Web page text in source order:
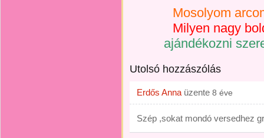
Mosolyom
Milyen nagy
ajándékozni
Utolsó hozzászólás
Erdős Anna üzente 8 éve
Szép ,sokat mondó versedhez